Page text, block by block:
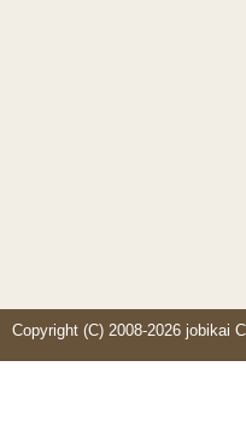
Copyright (C) 2008-2026 jobikai